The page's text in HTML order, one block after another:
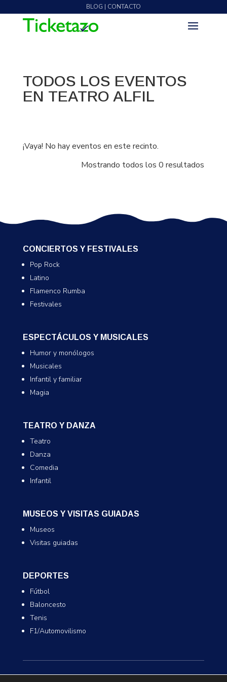
BLOG | CONTACTO
TODOS LOS EVENTOS
EN TEATRO ALFIL
¡Vaya! No hay eventos en este recinto.
Mostrando todos los 0 resultados
CONCIERTOS Y FESTIVALES
Pop Rock
Latino
Flamenco Rumba
Festivales
ESPECTÁCULOS Y MUSICALES
Humor y monólogos
Musicales
Infantil y familiar
Magia
TEATRO Y DANZA
Teatro
Danza
Comedia
Infantil
MUSEOS Y VISITAS GUIADAS
Museos
Visitas guiadas
DEPORTES
Fútbol
Baloncesto
Tenis
F1/Automovilismo